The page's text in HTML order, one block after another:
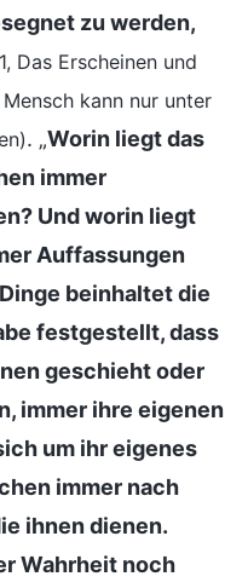
zu werden,
Das Erscheinen und
kann nur unter
. „Worin liegt das
immer
Und worin liegt
Auffassungen
beinhaltet die
festgestellt, dass
geschieht oder
immer ihre eigenen
um ihr eigenes
immer nach
ihnen dienen.
Wahrheit noch